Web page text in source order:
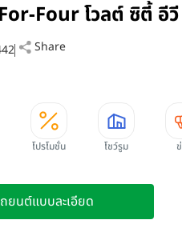
Four โวลต์ ซิตี้ อีวี
Share
โปรโมชั่น โชว์รูม
ยนต์แบบละเอียด